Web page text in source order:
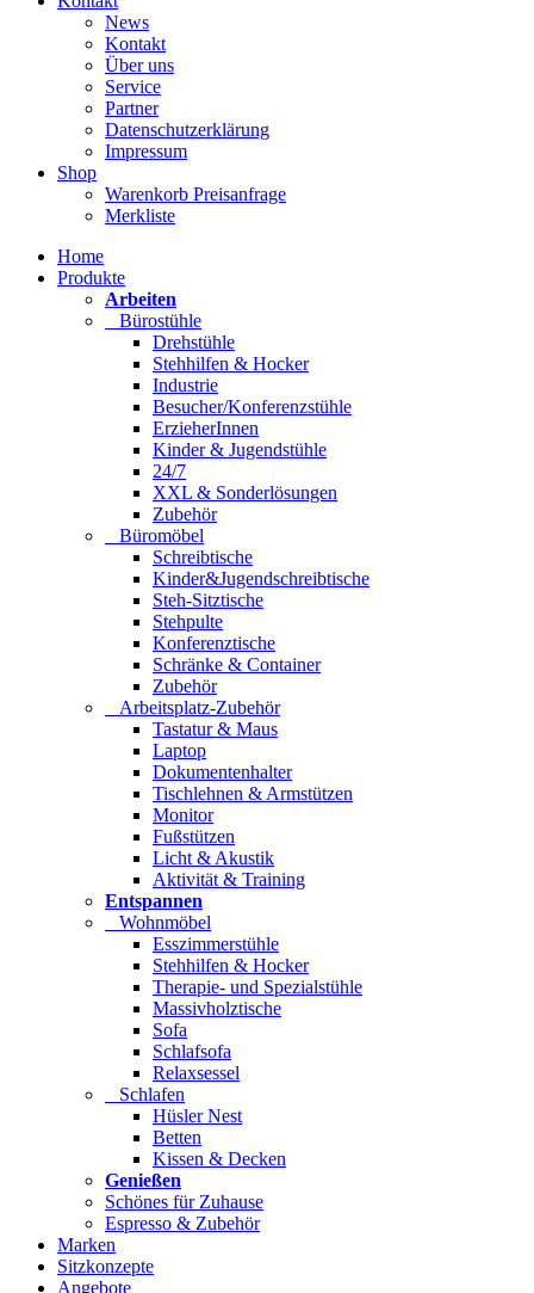
News
Kontakt
Über uns
Service
Partner
Datenschutzerklärung
Impressum
Shop
Warenkorb Preisanfrage
Merkliste
Home
Produkte
Arbeiten
Bürostühle
Drehstühle
Stehhilfen & Hocker
Industrie
Besucher/Konferenzstühle
ErzieherInnen
Kinder & Jugendstühle
24/7
XXL & Sonderlösungen
Zubehör
Büromöbel
Schreibtische
Kinder&Jugendschreibtische
Steh-Sitztische
Stehpulte
Konferenztische
Schränke & Container
Zubehör
Arbeitsplatz-Zubehör
Tastatur & Maus
Laptop
Dokumentenhalter
Tischlehnen & Armstützen
Monitor
Fußstützen
Licht & Akustik
Aktivität & Training
Entspannen
Wohnmöbel
Esszimmerstühle
Stehhilfen & Hocker
Therapie- und Spezialstühle
Massivholztische
Sofa
Schlafsofa
Relaxsessel
Schlafen
Hüsler Nest
Betten
Kissen & Decken
Genießen
Schönes für Zuhause
Espresso & Zubehör
Marken
Sitzkonzepte
Angebote